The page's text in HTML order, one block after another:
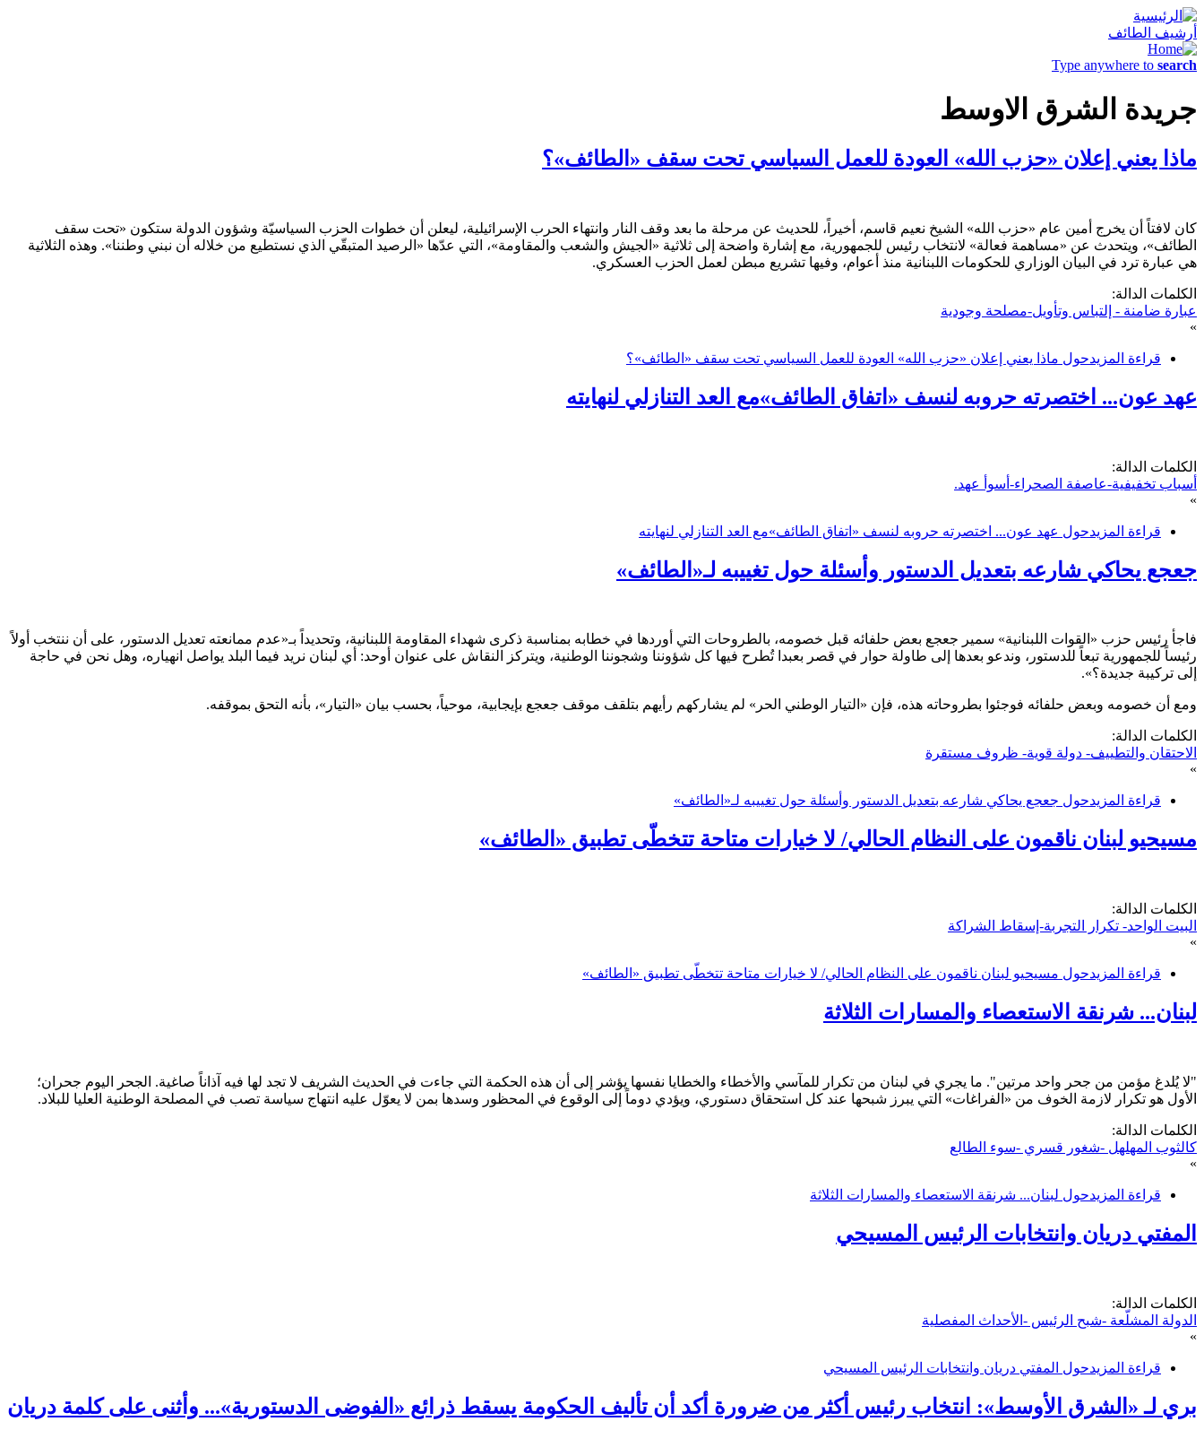
أرشيف الطائف
Type anywhere to search
جريدة الشرق الاوسط
ماذا يعني إعلان «حزب الله» العودة للعمل السياسي تحت سقف «الطائف»؟
كان لافتاً أن يخرج أمين عام «حزب الله» الشيخ نعيم قاسم، أخيراً، للحديث عن مرحلة ما بعد وقف النار وانتهاء الحرب الإسرائيلية، ليعلن أن خطوات الحزب السياسيّة وشؤون الدولة ستكون «تحت سقف
الطائف»، ويتحدث عن «مساهمة فعالة» لانتخاب رئيس للجمهورية، مع إشارة واضحة إلى ثلاثية «الجيش والشعب والمقاومة»، التي عدّها «الرصيد المتبقّي الذي نستطيع من خلاله أن نبني وطننا». وهذه الثلاثية
هي عبارة ترد في البيان الوزاري للحكومات اللبنانية منذ أعوام، وفيها تشريع مبطن لعمل الحزب العسكري.
الكلمات الدالة:
عبارة ضامنة - إلتباس وتأويل-مصلحة وجودية
»
قراءة المزيدحول ماذا يعني إعلان «حزب الله» العودة للعمل السياسي تحت سقف «الطائف»؟
عهد عون... اختصرته حروبه لنسف «اتفاق الطائف»مع العد التنازلي لنهايته
الكلمات الدالة:
أسباب تخفيفية-عاصفة الصحراء-أسوأ عهد.
»
قراءة المزيدحول عهد عون... اختصرته حروبه لنسف «اتفاق الطائف»مع العد التنازلي لنهايته
جعجع يحاكي شارعه بتعديل الدستور وأسئلة حول تغييبه لـ«الطائف»
فاجأ رئيس حزب «القوات اللبنانية» سمير جعجع بعض حلفائه قبل خصومه، بالطروحات التي أوردها في خطابه بمناسبة ذكرى شهداء المقاومة اللبنانية، وتحديداً بـ«عدم ممانعته تعديل الدستور، على أن ننتخب أولاً
رئيساً للجمهورية تبعاً للدستور، وندعو بعدها إلى طاولة حوار في قصر بعبدا تُطرح فيها كل شؤوننا وشجوننا الوطنية، ويتركز النقاش على عنوان أوحد: أي لبنان نريد فيما البلد يواصل انهياره، وهل نحن في حاجة
إلى تركيبة جديدة؟».
ومع أن خصومه وبعض حلفائه فوجئوا بطروحاته هذه، فإن «التيار الوطني الحر» لم يشاركهم رأيهم بتلقف موقف جعجع بإيجابية، موحياً، بحسب بيان «التيار»، بأنه التحق بموقفه.
الكلمات الدالة:
الاحتقان والتطييف- دولة قوية- ظروف مستقرة
»
قراءة المزيدحول جعجع يحاكي شارعه بتعديل الدستور وأسئلة حول تغييبه لـ«الطائف»
مسيحيو لبنان ناقمون على النظام الحالي/ لا خيارات متاحة تتخطّى تطبيق «الطائف»
الكلمات الدالة:
البيت الواحد- تكرار التجربة-إسقاط الشراكة
»
قراءة المزيدحول مسيحيو لبنان ناقمون على النظام الحالي/ لا خيارات متاحة تتخطّى تطبيق «الطائف»
لبنان... شرنقة الاستعصاء والمسارات الثلاثة
"لا يُلدغ مؤمن من جحر واحد مرتين". ما يجري في لبنان من تكرار للمآسي والأخطاء والخطايا نفسها يؤشر إلى أن هذه الحكمة التي جاءت في الحديث الشريف لا تجد لها فيه آذاناً صاغية. الجحر اليوم جحران؛
الأول هو تكرار لازمة الخوف من «الفراغات» التي يبرز شبحها عند كل استحقاق دستوري، ويؤدي دوماً إلى الوقوع في المحظور وسدها بمن لا يعوّل عليه انتهاج سياسة تصب في المصلحة الوطنية العليا للبلاد.
الكلمات الدالة:
كالثوب المهلهل -شغور قسري -سوء الطالع
»
قراءة المزيدحول لبنان... شرنقة الاستعصاء والمسارات الثلاثة
المفتي دريان وانتخابات الرئيس المسيحي
الكلمات الدالة:
الدولة المشلّعة -شبح الرئيس -الأحداث المفصلية
»
قراءة المزيدحول المفتي دريان وانتخابات الرئيس المسيحي
بري لـ «الشرق الأوسط»: انتخاب رئيس أكثر من ضرورة أكد أن تأليف الحكومة يسقط ذرائع «الفوضى الدستورية»... وأثنى على كلمة دريان